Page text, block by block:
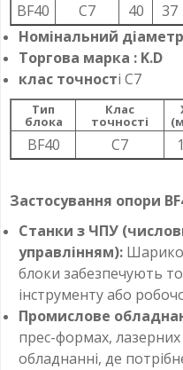
BF40 С7 40 37
Номінальний діаметр
Торгова марка : K.D
клас точності С7
Тип
блока
Клас
точності
BF40 С7
Застосування опори
Станки з ЧПУ
управлінням):
блоки забезпечують
інструменту або
Промислове
прес-формах, лазерних
обладнанні, де